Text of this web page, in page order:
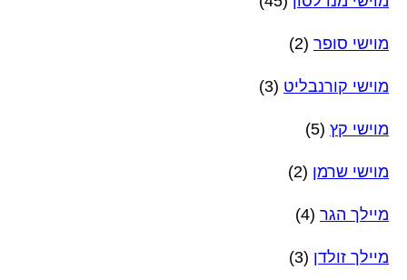
מוישי סופר (2)
מוישי קורנבליט (3)
מוישי קץ (5)
מוישי שרמן (2)
מיילך הגר (4)
מיילך זולדן (3)